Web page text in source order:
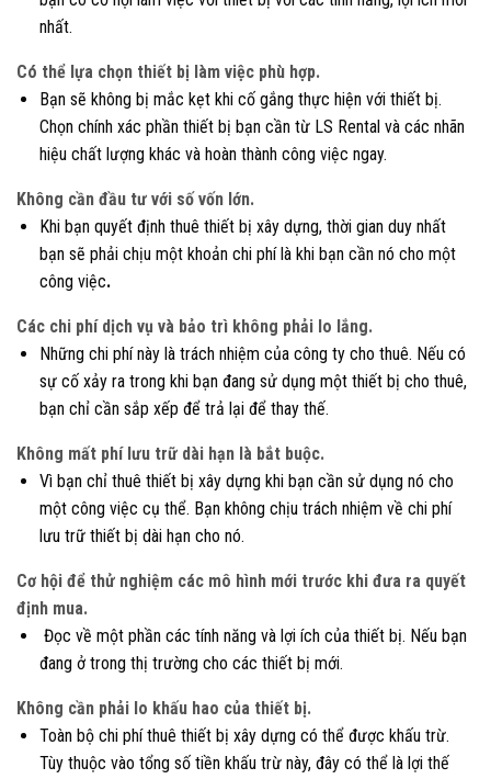
nhất.
Có thể lựa chọn thiết bị làm việc phù hợp.
Bạn sẽ không bị mắc kẹt khi cố gắng thực hiện với thiết bị.
Chọn chính xác phần thiết bị bạn cần từ LS Rental và các nhãn
hiệu chất lượng khác và hoàn thành công việc ngay.
Không cần đầu tư với số vốn lớn.
Khi bạn quyết định thuê thiết bị xây dựng, thời gian duy nhất
bạn sẽ phải chịu một khoản chi phí là khi bạn cần nó cho một
công việc.
Các chi phí dịch vụ và bảo trì không phải lo lắng.
Những chi phí này là trách nhiệm của công ty cho thuê. Nếu có
sự cố xảy ra trong khi bạn đang sử dụng một thiết bị cho thuê,
bạn chỉ cần sắp xếp để trả lại để thay thế.
Không mất phí lưu trữ dài hạn là bắt buộc.
Vì bạn chỉ thuê thiết bị xây dựng khi bạn cần sử dụng nó cho
một công việc cụ thể. Bạn không chịu trách nhiệm về chi phí
lưu trữ thiết bị dài hạn cho nó.
Cơ hội để thử nghiệm các mô hình mới trước khi đưa ra quyết
định mua.
Đọc về một phần các tính năng và lợi ích của thiết bị. Nếu bạn
đang ở trong thị trường cho các thiết bị mới.
Không cần phải lo khấu hao của thiết bị.
Toàn bộ chi phí thuê thiết bị xây dựng có thể được khấu trừ.
Tùy thuộc vào tổng số tiền khấu trừ này, đây có thể là lợi thế